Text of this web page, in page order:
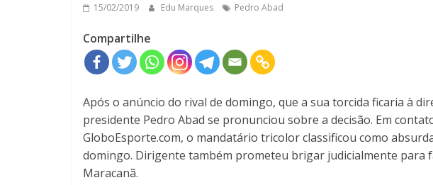
15/02/2019 Edu Marques Pedro Abad
Compartilhe
Após o anúncio do rival de domingo, que a sua torcida ficaria à
presidente Pedro Abad se pronunciou sobre a decisão. Em
GloboEsporte.com, o mandatário tricolor classificou como
domingo. Dirigente também prometeu brigar judicialmente para
Maracanã.